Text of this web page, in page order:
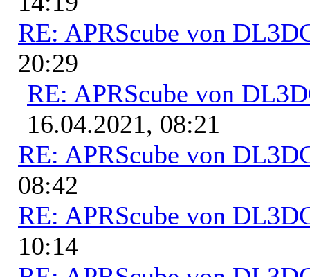
RE: APRScube von
20:29
RE: APRScube von
16.04.2021, 08:21
RE: APRScube von
08:42
RE: APRScube von
10:14